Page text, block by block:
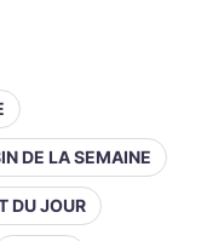
DE LA SEMAINE
DU JOUR